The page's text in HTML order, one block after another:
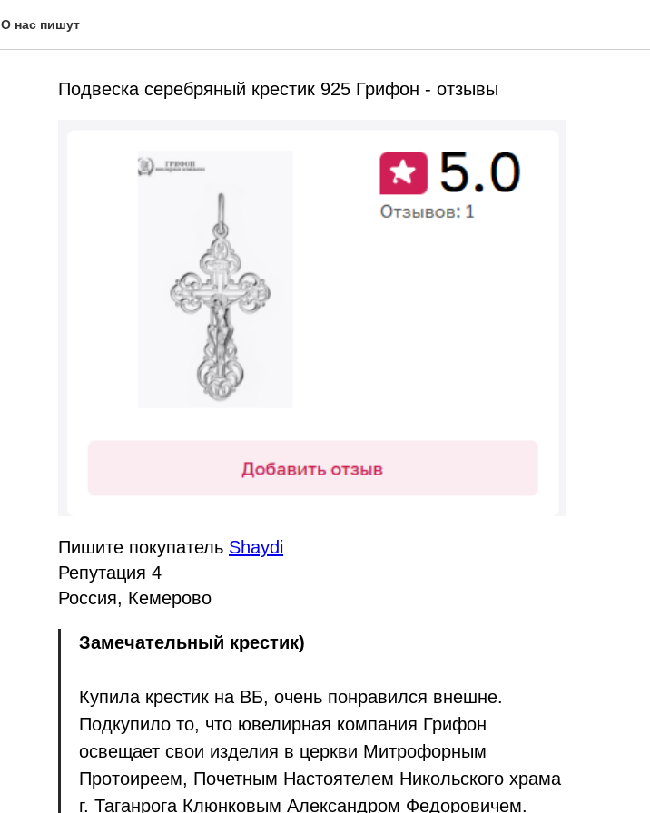
О нас пишутОТЗОВИК
Подвеска серебряный крестик 925 Грифон - отзывы
Пишите покупатель Shaydi
Репутация 4
Россия, Кемерово
Замечательный крестик)
Купила крестик на ВБ, очень понравился внешне.
Подкупило то, что ювелирная компания Грифон
освещает свои изделия в церкви Митрофорным
Протоиреем, Почетным Настоятелем Никольского храма
г. Таганрога Клюнковым Александром Федоровичем.